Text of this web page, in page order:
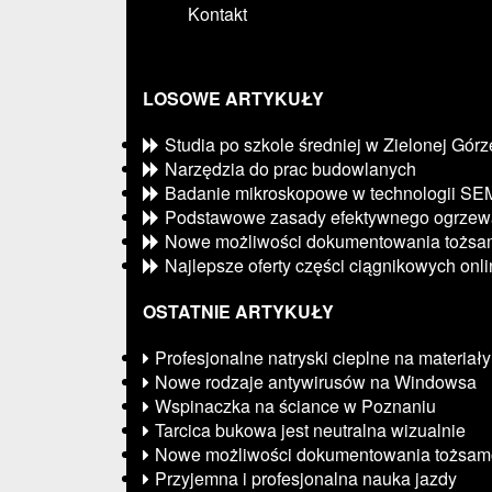
Kontakt
LOSOWE ARTYKUŁY
Studia po szkole średniej w Zielonej
Narzędzia do prac budowlanych
Badanie mikroskopowe w technologii
Podstawowe zasady efektywnego
Nowe możliwości dokumentowania
Najlepsze oferty części ciągnikowych
OSTATNIE ARTYKUŁY
Profesjonalne natryski cieplne na materiały
Nowe rodzaje antywirusów na Windowsa
Wspinaczka na ściance w Poznaniu
Tarcica bukowa jest neutralna wizualnie
Nowe możliwości dokumentowania
Przyjemna i profesjonalna nauka jazdy